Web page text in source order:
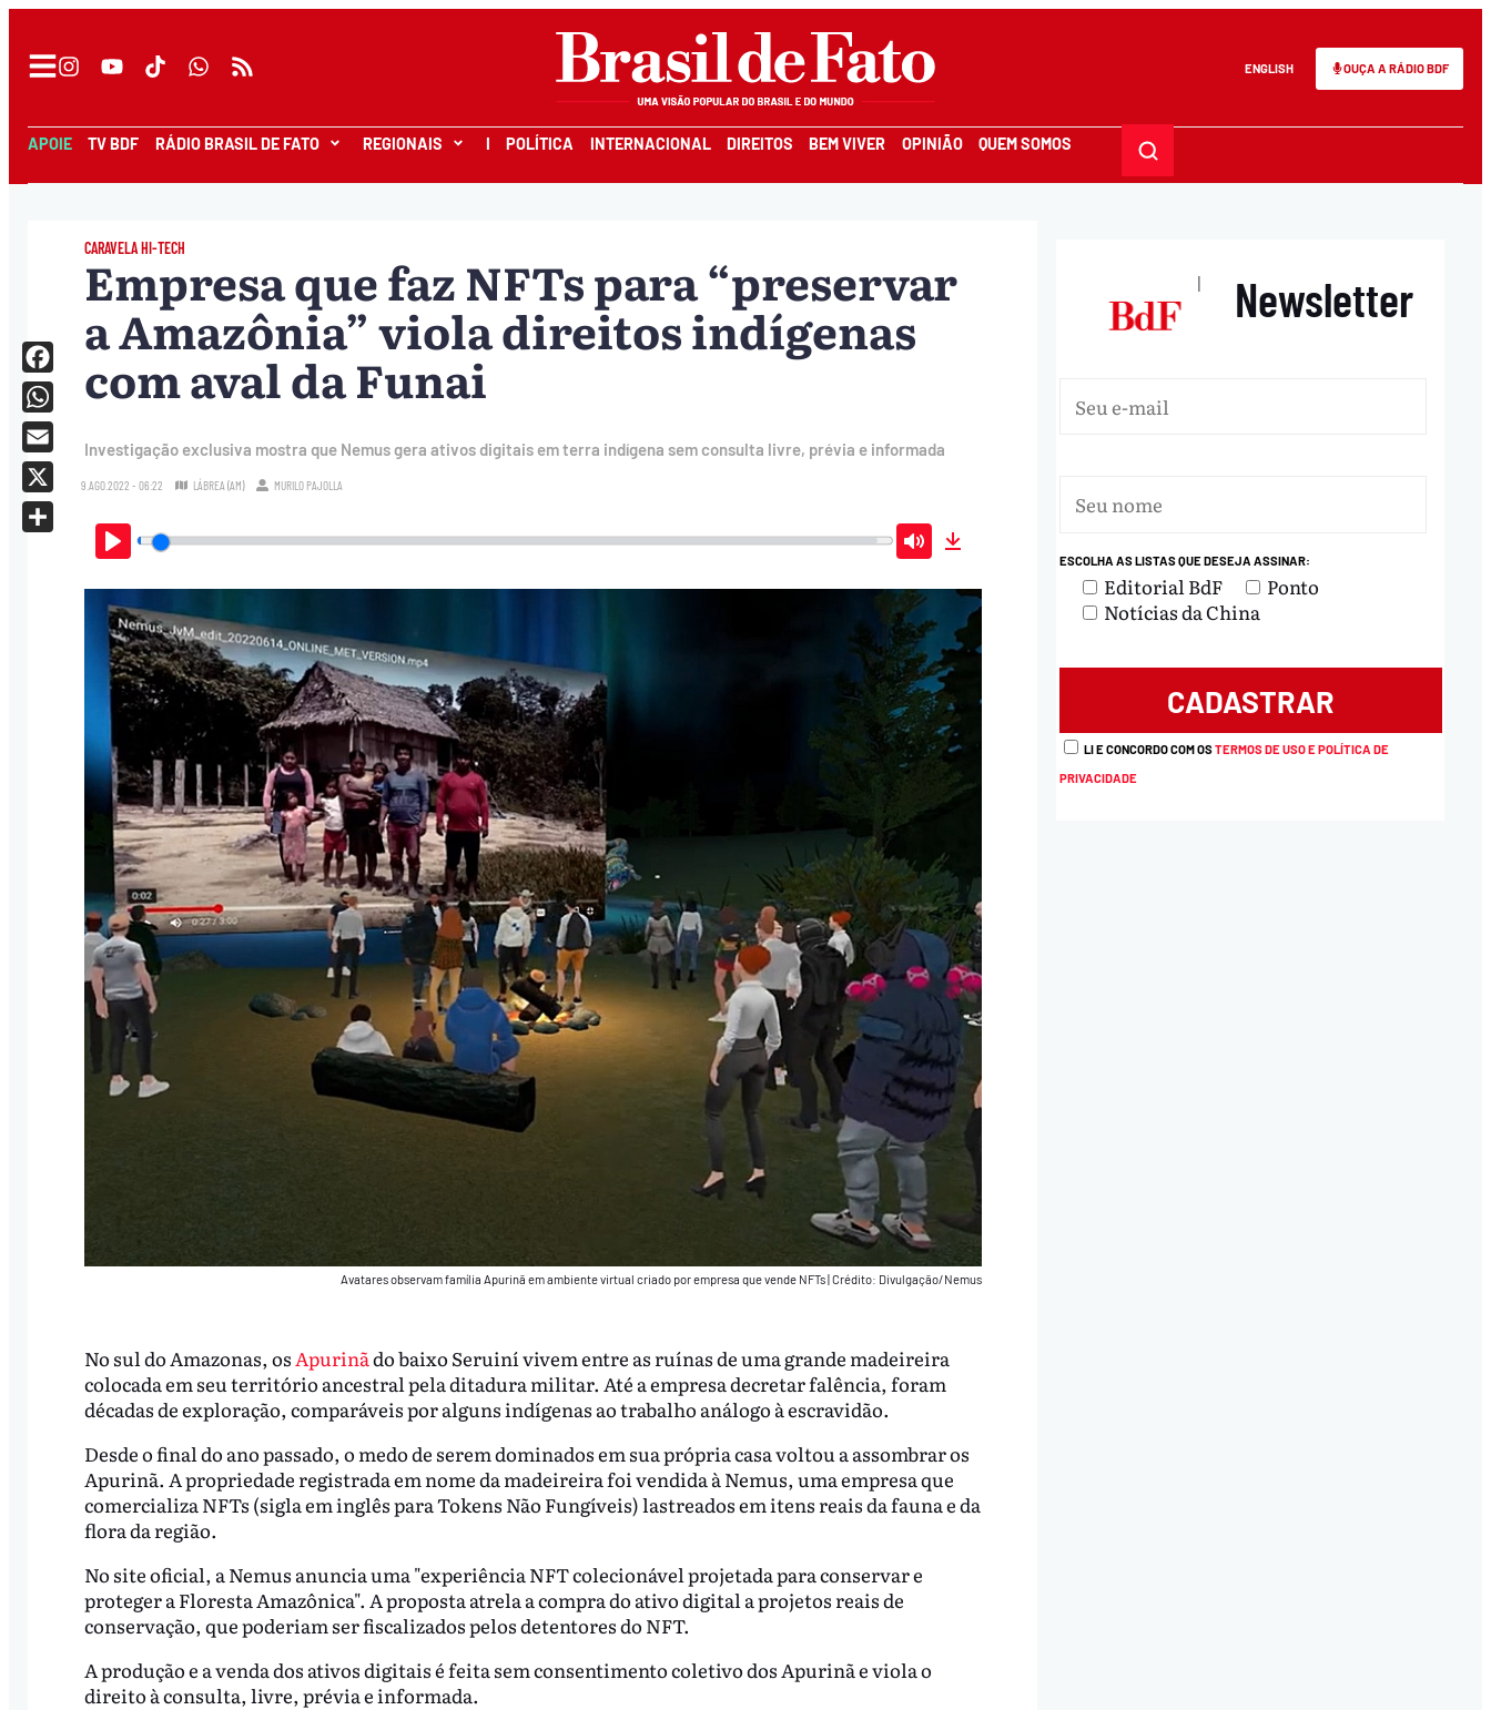
ENGLISH OUÇA A RÁDIO BDF
APOIE TV BDF RÁDIO BRASIL DE FATO REGIONAIS I POLÍTICA INTERNACIONAL DIREITOS BEM VIVER OPINIÃO QUEM SOMOS
CARAVELA HI-TECH
Empresa que faz NFTs para “preservar
a Amazônia” viola direitos indígenas
com aval da Funai
Investigação exclusiva mostra que Nemus gera ativos digitais em terra indígena sem consulta livre, prévia e informada
9.AGO.2022 - 06:22 LÁBREA (AM) MURILO PAJOLLA
Play Mute
Avatares observam família Apurinã em ambiente virtual criado por empresa que vende NFTs Crédito: Divulgação/Nemus
No sul do Amazonas, osApurinãdo baixo Seruiní vivem entre as ruínas de uma grande madeireira
colocada em seu território ancestral pela ditadura militar. Até a empresa decretar falência, foram
décadas de exploração, comparáveis por alguns indígenas ao trabalho análogo à escravidão.
Desde o final do ano passado, o medo de serem dominados em sua própria casa voltou a assombrar os
Apurinã. A propriedade registrada em nome da madeireira foi vendida à Nemus, uma empresa que
comercializa NFTs (sigla em inglês para Tokens Não Fungíveis) lastreados em itens reais da fauna e da
flora da região.
No site oficial, a Nemus anuncia uma "experiência NFT colecionável projetada para conservar e
proteger a Floresta Amazônica". A proposta atrela a compra do ativo digital a projetos reais de
conservação, que poderiam ser fiscalizados pelos detentores do NFT.
A produção e a venda dos ativos digitais é feita sem consentimento coletivo dos Apurinã e viola o
direito à consulta, livre, prévia e informada.
Facebook
WhatsApp
Email
X
| Newsletter
ESCOLHA AS LISTAS QUE DESEJA ASSINAR:
Editorial BdF
Ponto
Notícias da China
LI E CONCORDO COM OSTERMOS DE USO E POLÍTICA DE
PRIVACIDADE